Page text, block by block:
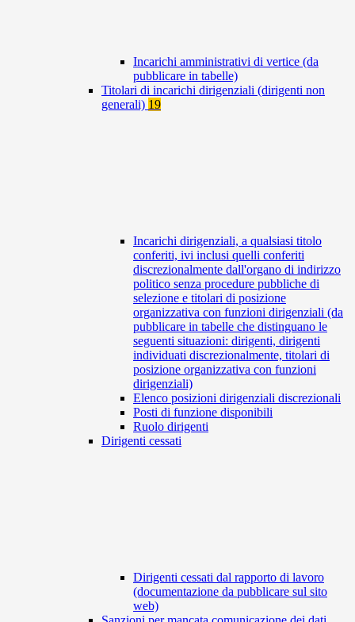
Incarichi amministrativi di vertice (da
pubblicare in tabelle)
Titolari di incarichi dirigenziali (dirigenti non
generali) 19
Incarichi dirigenziali, a qualsiasi titolo
conferiti, ivi inclusi quelli conferiti
discrezionalmente dall'organo di indirizzo
politico senza procedure pubbliche di
selezione e titolari di posizione
organizzativa con funzioni dirigenziali (da
pubblicare in tabelle che distinguano le
seguenti situazioni: dirigenti, dirigenti
individuati discrezionalmente, titolari di
posizione organizzativa con funzioni
dirigenziali)
Elenco posizioni dirigenziali discrezionali
Posti di funzione disponibili
Ruolo dirigenti
Dirigenti cessati
Dirigenti cessati dal rapporto di lavoro
(documentazione da pubblicare sul sito
web)